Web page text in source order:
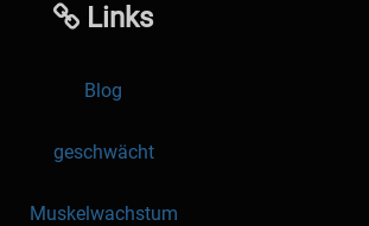
Links
Blog
geschwächt
Muskelwachstum